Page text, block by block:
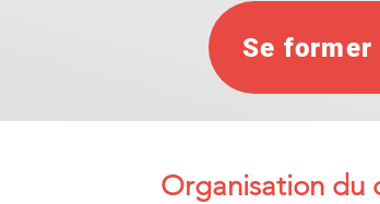
Se former
Organisation du